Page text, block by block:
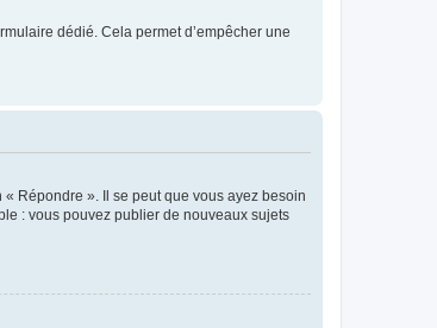
dédié. Cela permet d’empêcher une
Répondre ». Il se peut que vous ayez besoin
: vous pouvez publier de nouveaux sujets